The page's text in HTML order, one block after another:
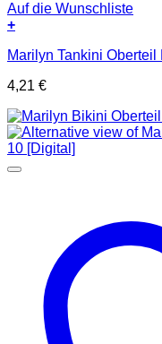
Auf die Wunschliste
+
Marilyn Tankini
4,21 €